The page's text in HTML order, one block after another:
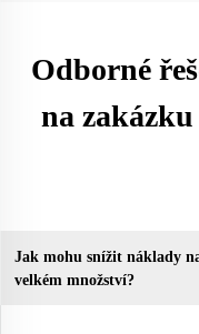
Odborné
na
Jak mohu snížit náklady
velkém množství?